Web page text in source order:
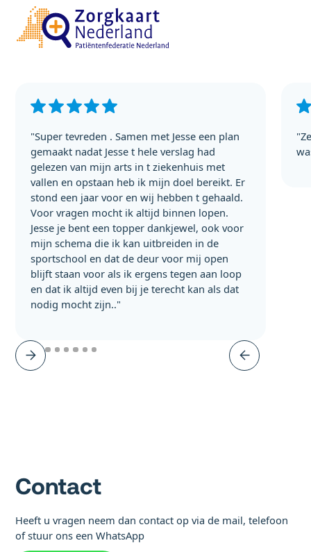
"Super tevreden . Samen met Jesse een plan
gemaakt nadat Jesse t hele verslag had
gelezen van mijn arts in t ziekenhuis met
vallen en opstaan heb ik mijn doel bereikt. Er
stond een jaar voor en wij hebben t gehaald.
Voor vragen mocht ik altijd binnen lopen.
Jesse je bent een topper dankjewel, ook voor
mijn schema die ik kan uitbreiden in de
sportschool en dat de deur voor mij open
blijft staan voor als ik ergens tegen aan loop
en dat ik altijd even bij je terecht kan als dat
nodig mocht zijn.."
Contact
Heeft u vragen neem dan contact op via de mail, telefoon
of stuur ons een WhatsApp